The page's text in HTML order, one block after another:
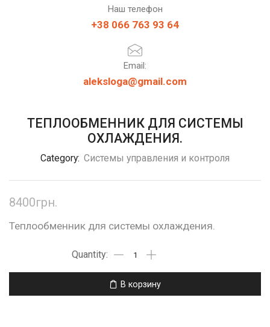
Наш телефон
+38 066 763 93 64
Email:
aleksloga@gmail.com
ТЕПЛООБМЕННИК ДЛЯ СИСТЕМЫ
ОХЛАЖДЕНИЯ.
Category: Системы управления и контроля
8400грн.
Теплообменник для системы охлаждения.
В корзину